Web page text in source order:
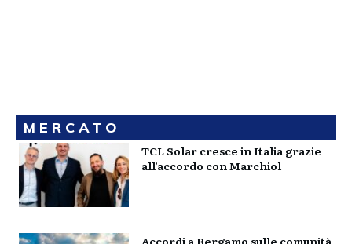
MERCATO
TCL Solar cresce in Italia grazie
all’accordo con Marchiol
Accordi a Bergamo sulle comunità